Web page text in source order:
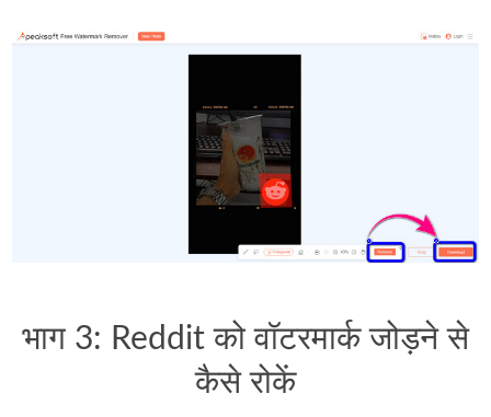
भाग 3: Reddit को वॉटरमार्क जोड़ने से
कैसे रोकें